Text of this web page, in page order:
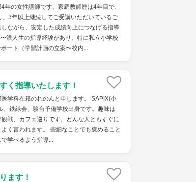
年の女性講師です。家庭教師歴は4年目で、
3年以上継続してご受講いただいているご
ながら、安定した成績向上につなげる指導
浪人生の指導経験があり、特に私立小学校
ート（学習計画の立案〜校内...
く指導いたします！
学科在籍のれのんと申します。 SAPIX(小
、鉄緑会、駿台予備学校出身です。趣味は
戦、カフェ巡りです。どんな人ともすぐに
く言われます。 些細なことでも褒めること
学べるよう指導...
ます！